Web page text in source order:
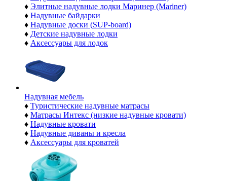
♦ Элитные надувные лодки Маринер (Mariner)
♦ Надувные байдарки
♦ Надувные доски (SUP-board)
♦ Детские надувные лодки
♦ Аксессуары для лодок
Надувная мебель
♦ Туристические надувные матрасы
♦ Матрасы Интекс (низкие надувные кровати)
♦ Надувные кровати
♦ Надувные диваны и кресла
♦ Аксессуары для кроватей